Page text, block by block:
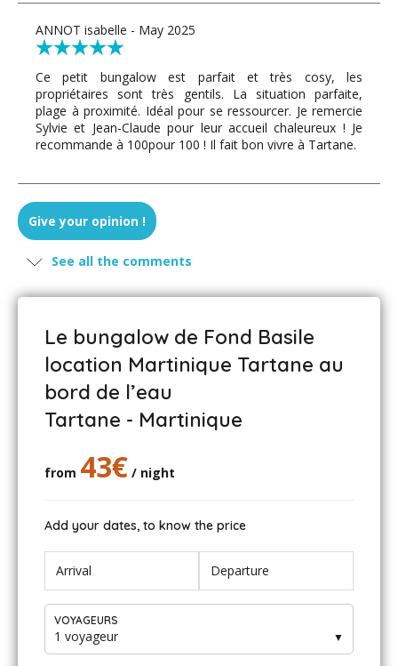
ANNOT isabelle - May 2025
Ce petit bungalow est parfait et très cosy, les
propriétaires sont très gentils. La situation parfaite,
plage à proximité. Idéal pour se ressourcer. Je remercie
Sylvie et Jean-Claude pour leur accueil chaleureux ! Je
recommande à 100pour 100 ! Il fait bon vivre à Tartane.
Give your opinion !
See all the comments
Le bungalow de Fond Basile
location Martinique Tartane au
bord de l’eau
Tartane - Martinique
from 43€ / night
Add your dates, to know the price
VOYAGEURS
1 voyageur ▼